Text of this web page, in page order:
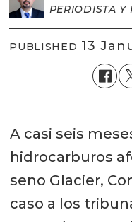
PERIODISTA Y
PUBLISHED 13
A casi seis
hidrocarburos
seno Glacier,
caso a los